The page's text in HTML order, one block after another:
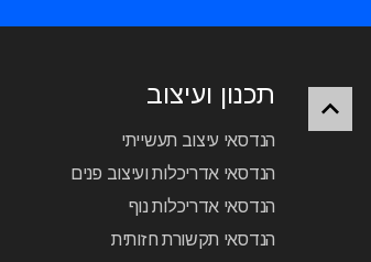
תכנון ועיצוב
הנדסאי עיצוב תעשייתי
הנדסאי אדריכלות ועיצוב פנים
הנדסאי אדריכלות נוף
הנדסאי תקשורת חזותית